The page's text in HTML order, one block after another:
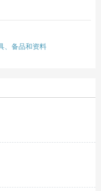
、备品和资料